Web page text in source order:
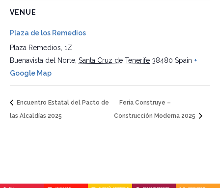
VENUE
Plaza de los Remedios
Plaza Remedios, 1Z
Buenavista del Norte, Santa Cruz de Tenerife 38480 Spain +
Google Map
Encuentro Estatal del Pacto de
las Alcaldías 2025
Feria Construye –
Construcción Moderna 2025